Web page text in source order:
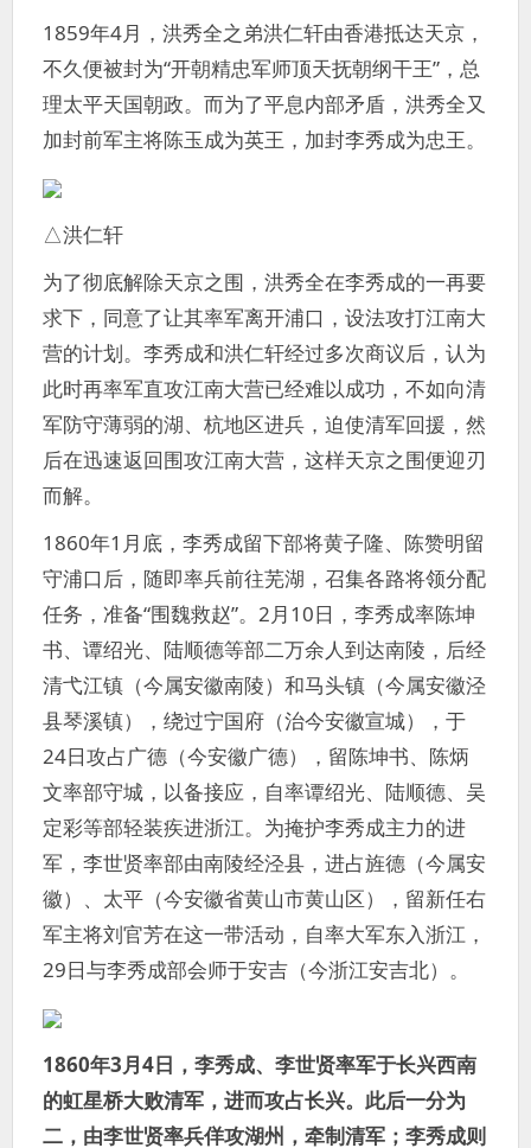
1859年4月，洪秀全之弟洪仁轩由香港抵达天京，
不久便被封为“开朝精忠军师顶天抚朝纲干王”，总
理太平天国朝政。而为了平息内部矛盾，洪秀全又
加封前军主将陈玉成为英王，加封李秀成为忠王。
△洪仁轩
为了彻底解除天京之围，洪秀全在李秀成的一再要
求下，同意了让其率军离开浦口，设法攻打江南大
营的计划。李秀成和洪仁轩经过多次商议后，认为
此时再率军直攻江南大营已经难以成功，不如向清
军防守薄弱的湖、杭地区进兵，迫使清军回援，然
后在迅速返回围攻江南大营，这样天京之围便迎刃
而解。
1860年1月底，李秀成留下部将黄子隆、陈赞明留
守浦口后，随即率兵前往芜湖，召集各路将领分配
任务，准备“围魏救赵”。2月10日，李秀成率陈坤
书、谭绍光、陆顺德等部二万余人到达南陵，后经
清弋江镇（今属安徽南陵）和马头镇（今属安徽泾
县琴溪镇），绕过宁国府（治今安徽宣城），于
24日攻占广德（今安徽广德），留陈坤书、陈炳
文率部守城，以备接应，自率谭绍光、陆顺德、吴
定彩等部轻装疾进浙江。为掩护李秀成主力的进
军，李世贤率部由南陵经泾县，进占旌德（今属安
徽）、太平（今安徽省黄山市黄山区），留新任右
军主将刘官芳在这一带活动，自率大军东入浙江，
29日与李秀成部会师于安吉（今浙江安吉北）。
1860年3月4日，李秀成、李世贤率军于长兴西南
的虹星桥大败清军，进而攻占长兴。此后一分为
二，由李世贤率兵佯攻湖州，牵制清军；李秀成则